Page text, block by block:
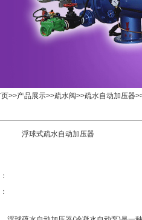
>>产品展示>>疏水阀>>疏水自动加压器
浮球式疏水自动加压器